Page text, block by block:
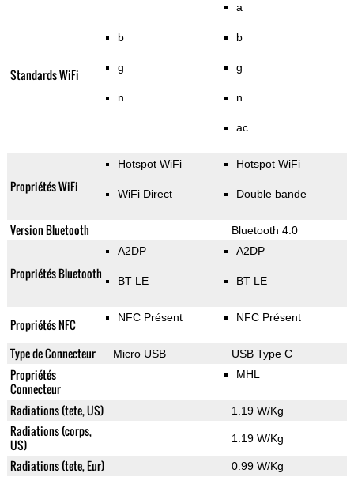
Standards WiFi
b
g
n
a
b
g
n
ac
Propriétés WiFi
Hotspot WiFi
WiFi Direct
Hotspot WiFi
Double bande
Version Bluetooth Bluetooth 4.0
Propriétés Bluetooth
A2DP
BT LE
A2DP
BT LE
Propriétés NFC NFC Présent NFC Présent
Type de Connecteur Micro USB USB Type C
Propriétés
Connecteur
MHL
Radiations (tete, US) 1.19 W/Kg
Radiations (corps,
US)
1.19 W/Kg
Radiations (tete, Eur) 0.99 W/Kg